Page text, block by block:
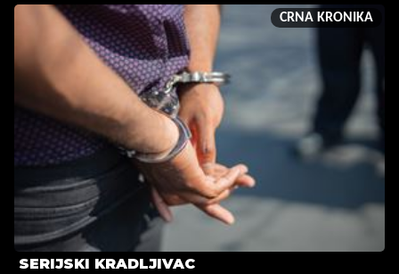
CRNA KRONIKA
SERIJSKI KRADLJIVAC